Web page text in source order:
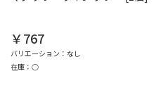
￥767
バリエーション：なし
在庫：○